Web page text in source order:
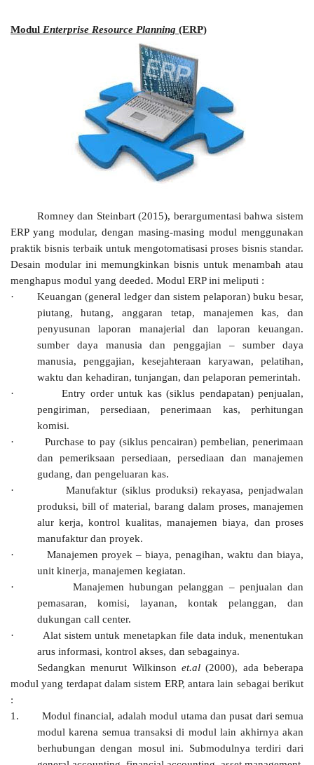
Modul Enterprise Resource Planning (ERP)
Romneydan Steinbart(2015), berargumentasi bahwa sistem
ERP yang modular, dengan masing-masing modul menggunakan
praktik bisnis terbaik untuk mengotomatisasi proses bisnis standar.
Desain modular ini memungkinkan bisnis untuk menambah atau
menghapus modul yang deeded. Modul ERP ini meliputi :
·
Keuangan (general ledger dan sistem pelaporan) buku besar,
piutang, hutang, anggaran tetap, manajemen kas, dan
penyusunan laporan manajerial dan laporan keuangan.
sumber daya manusia dan penggajian – sumber daya
manusia, penggajian, kesejahteraan karyawan, pelatihan,
waktu dan kehadiran, tunjangan, dan pelaporan pemerintah.
·
Entry order untuk kas (siklus pendapatan) penjualan,
pengiriman, persediaan, penerimaan kas, perhitungan
komisi.
·
Purchase to pay (siklus pencairan) pembelian, penerimaan
dan pemeriksaan persediaan, persediaan dan manajemen
gudang, dan pengeluaran kas.
·
Manufaktur (siklus produksi) rekayasa, penjadwalan
produksi, bill of material, barang dalam proses, manajemen
alur kerja, kontrol kualitas, manajemen biaya, dan proses
manufaktur dan proyek.
·
Manajemen proyek – biaya, penagihan, waktu dan biaya,
unit kinerja, manajemen kegiatan.
·
Manajemen hubungan pelanggan – penjualan dan
pemasaran, komisi, layanan, kontak pelanggan, dan
dukungan call center.
·
Alat sistem untuk menetapkan file data induk, menentukan
arus informasi, kontrol akses, dan sebagainya.
Sedangkan menurut Wilkinson et.al (2000), ada beberapa
modul yang terdapat dalam sistem ERP, antara lain sebagai berikut
:
1.
Modul financial, adalah modul utama dan pusat dari semua
modul karena semua transaksi di modul lain akhirnya akan
berhubungan dengan mosul ini. Submodulnya terdiri dari